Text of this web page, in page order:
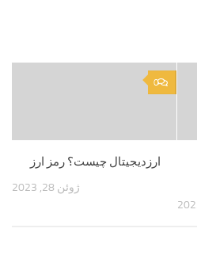
0
ارزدیجیتال چیست؟ رمز ارز
ژوئن 28, 2023